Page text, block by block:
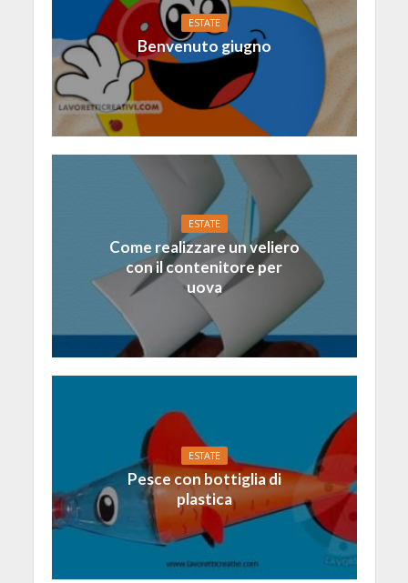
ESTATE
Benvenuto giugno
ESTATE
Come realizzare un veliero
con il contenitore per
uova
ESTATE
Pesce con bottiglia di
plastica